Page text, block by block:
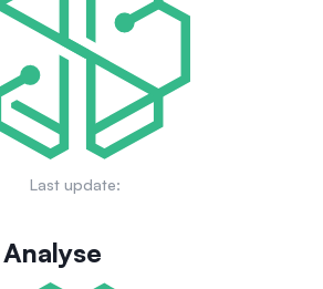
die Vision der Führung beeinflusst
und die Nutzung des
Einnahmen durch Lizenzgebühren zu
strebt Pudgy Penguins an, mit
konkurrieren und sein Vermächtnis im
Last update: